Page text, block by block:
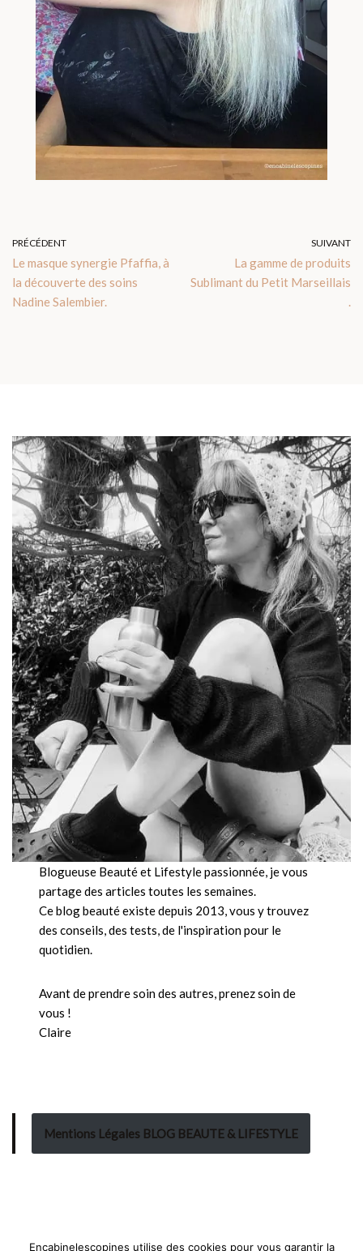
PRÉCÉDENT
Le masque synergie Pfaffia, à
la découverte des soins
Nadine Salembier.
SUIVANT
La gamme de produits
Sublimant du Petit Marseillais
.
Blogueuse Beauté et Lifestyle passionnée, je vous
partage des articles toutes les semaines.
Ce blog beauté existe depuis 2013, vous y trouvez
des conseils, des tests, de l'inspiration pour le
quotidien.
Avant de prendre soin des autres, prenez soin de
vous !
Claire
Mentions Légales BLOG BEAUTE & LIFESTYLE
Encabinelescopines utilise des cookies pour vous garantir la